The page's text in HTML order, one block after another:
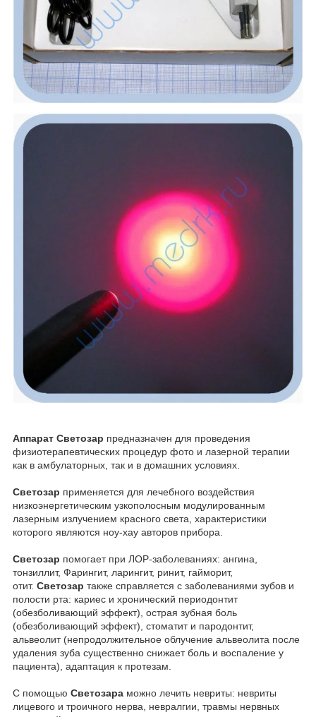
Аппарат Светозар предназначен для проведения
физиотерапевтических процедур фото и лазерной терапии
как в амбулаторных, так и в домашних условиях.
Светозар применяется для лечебного воздействия
низкоэнергетическим узкополосным модулированным
лазерным излучением красного света, характеристики
которого являются ноу-хау авторов прибора.
Светозар помогает при ЛОР-заболеваниях: ангина,
тонзиллит, Фарингит, ларингит, ринит, гайморит,
отит. Светозар также справляется с заболеваниями зубов и
полости рта: кариес и хронический периодонтит
(обезболивающий эффект), острая зубная боль
(обезболивающий эффект), стоматит и пародонтит,
альвеолит (непродолжительное облучение альвеолита после
удаления зуба существенно снижает боль и воспаление у
пациента), адаптация к протезам.
С помощью Светозара можно лечить невриты: невриты
лицевого и троичного нерва, невралгии, травмы нервных